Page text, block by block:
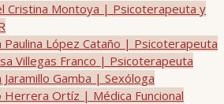
Cristina Montoya | Psicoterapeuta y
Paulina López Cataño | Psicoterapeuta
Villegas Franco | Psicoterapeuta
Jaramillo Gamba | Sexóloga
Herrera Ortíz | Médica Funcional